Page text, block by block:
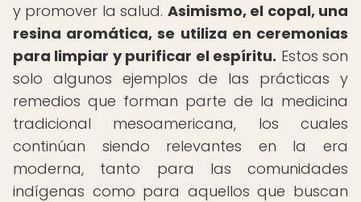
y promover la salud. Asimismo, el copal, una
resina aromática, se utiliza en ceremonias
para limpiar y purificar el espíritu. Estos son
solo algunos ejemplos de las prácticas y
remedios que forman parte de la medicina
tradicional mesoamericana, los cuales
continúan siendo relevantes en la era
moderna, tanto para las comunidades
indígenas como para aquellos que buscan